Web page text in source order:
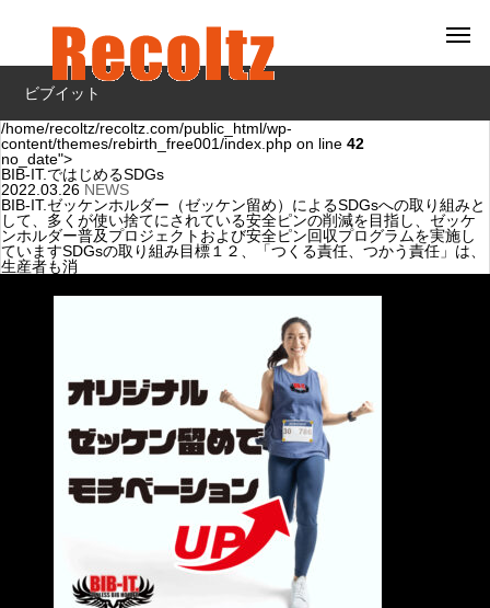
ビブイット
/home/recoltz/recoltz.com/public_html/wp-
content/themes/rebirth_free001/index.php on line 42
no_date">
BIB-IT.ではじめるSDGs
2022.03.26 NEWS
BIB-IT.ゼッケンホルダー（ゼッケン留め）によるSDGsへの取り組みと
して、多くが使い捨てにされている安全ピンの削減を目指し、ゼッケ
ンホルダー普及プロジェクトおよび安全ピン回収プログラムを実施し
ていますSDGsの取り組み目標１２、「つくる責任、つかう責任」は、
生産者も消